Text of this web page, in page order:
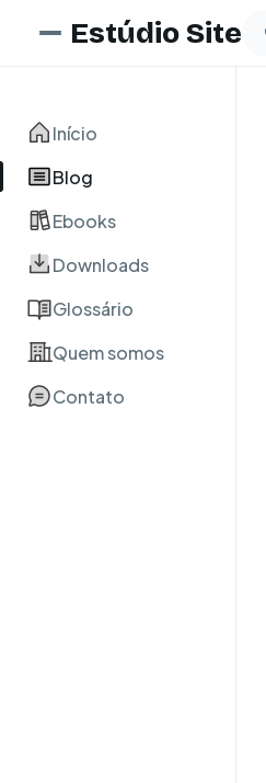
Estúdio Site
Início
Blog
Ebooks
Downloads
Glossário
Quem somos
Contato